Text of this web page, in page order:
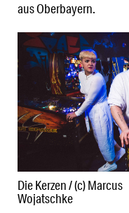
Die Kerzen / (c) Marcus
Wojatschke
aus Oberbayern.